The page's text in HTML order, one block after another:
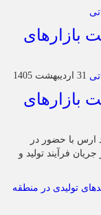
بازارهای
31 اردیبهشت 1405
بازارهای
ارس با حضور در
فرآیند تولید و